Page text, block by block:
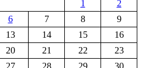
1
2
6 7 8
9
13 14 15
16
20 21 22
23
27 28 29 30